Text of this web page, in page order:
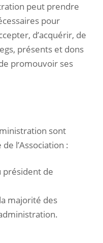
peut prendre
pour
d’acquérir, de
présents et dons
promouvoir ses
sont
l’Association :
président de
majorité des